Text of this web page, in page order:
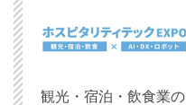
観光・宿泊・飲食業の